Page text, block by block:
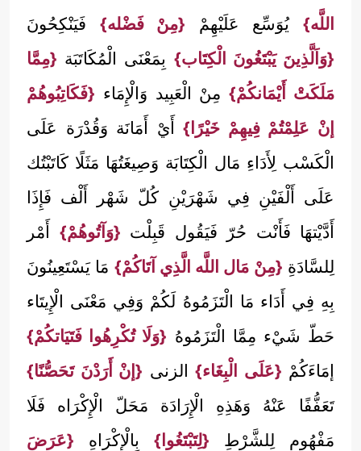
اللَّه}يُوَسِّع عَلَيْهِمْ {مِنْ فَضْله} فَيَنْكِحُونَ
{وَاَلَّذِينَ يَبْتَغُونَ الْكِتَاب} بِمَعْنَى الْمُكَاتَبَة {مِمَّا
مَلَكَتْ أَيْمَانكُمْ}مِنْ الْعَبِيد وَالْإِمَاء {فَكَاتِبُوهُمْ
إنْ عَلِمْتُمْ فِيهِمْ خَيْرًا}أَيْ أَمَانَة وَقُدْرَة عَلَى
الْكَسْب لِأَدَاءِ مَال الْكِتَابَة وَصِيغَتُهَا مَثَلًا كَاتَبْتُك
عَلَى أَلْفَيْنِ فِي شَهْرَيْنِ كُلّ شَهْر أَلْف فَإِذَا
أَدَّيْتهَا فَأَنْت حُرّ فَيَقُول قَبِلْت {وَآتُوهُمْ} أَمْر
لِلسَّادَةِ {مِنْ مَال اللَّه الَّذِي آتَاكُمْ} مَا يَسْتَعِينُونَ
بِهِ فِي أَدَاء مَا الْتَزَمُوهُ لَكُمْ وَفِي مَعْنَى الْإِيتَاء
حَطّ شَيْء مِمَّا الْتَزَمُوهُ {وَلَا تُكْرِهُوا فَتَيَاتكُمْ}
إمَاءَكُمْ {عَلَى الْبِغَاء} الزنى {إنْ أَرَدْنَ تَحَصُّنًا}
تَعَفُّفًا عَنْهُ وَهَذِهِ الْإِرَادَة مَحَلّ الْإِكْرَاه فَلَا
مَفْهُوم لِلشَّرْطِ {لِتَبْتَغُوا} بِالْإِكْرَاهِ {عَرَضَ